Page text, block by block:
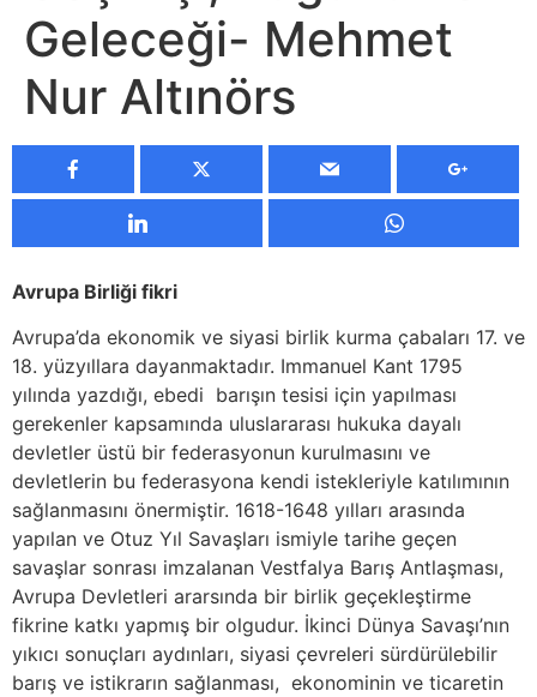
Geleceği- Mehmet
Nur Altınörs
Avrupa Birliği fikri
Avrupa’da ekonomik ve siyasi birlik kurma çabaları 17. ve
18. yüzyıllara dayanmaktadır. Immanuel Kant 1795
yılında yazdığı, ebedi barışın tesisi için yapılması
gerekenler kapsamında uluslararası hukuka dayalı
devletler üstü bir federasyonun kurulmasını ve
devletlerin bu federasyona kendi istekleriyle katılımının
sağlanmasını önermiştir. 1618-1648 yılları arasında
yapılan ve Otuz Yıl Savaşları ismiyle tarihe geçen
savaşlar sonrası imzalanan Vestfalya Barış Antlaşması,
Avrupa Devletleri ararsında bir birlik geçekleştirme
fikrine katkı yapmış bir olgudur. İkinci Dünya Savaşı’nın
yıkıcı sonuçları aydınları, siyasi çevreleri sürdürülebilir
barış ve istikrarın sağlanması, ekonominin ve ticaretin